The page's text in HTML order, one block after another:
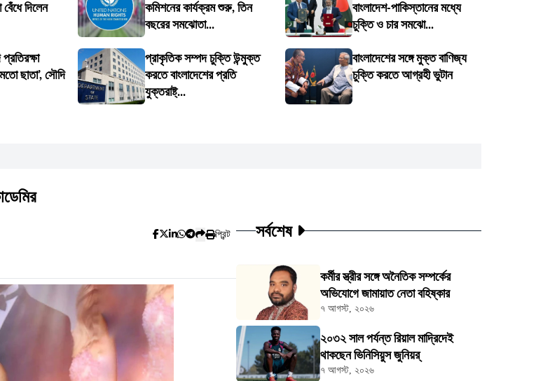
দিলেন
কমিশনের কার্যক্রম শুরু, তিন
বছরের সমঝোতা...
বাংলাদেশ-পাকিস্তানের মধ্যে
চুক্তি ও চার সমঝো...
ছাতা’, সৌদি
প্রাকৃতিক সম্পদ চুক্তি উন্মুক্ত
করতে বাংলাদেশের প্রতি
যুক্তরাষ্ট্...
বাংলাদেশের সঙ্গে মুক্ত বাণিজ্য
চুক্তি করতে আগ্রহী ভুটান
প্রিন্ট সর্বশেষ
কর্মীর স্ত্রীর সঙ্গে অনৈতিক সম্পর্কের
অভিযোগে জামায়াত নেতা বহিষ্কার
৭ আগস্ট, ২০২৬
২০৩২ সাল পর্যন্ত রিয়াল মাদ্রিদেই
থাকছেন ভিনিসিয়ুস জুনিয়র্
৭ আগস্ট, ২০২৬